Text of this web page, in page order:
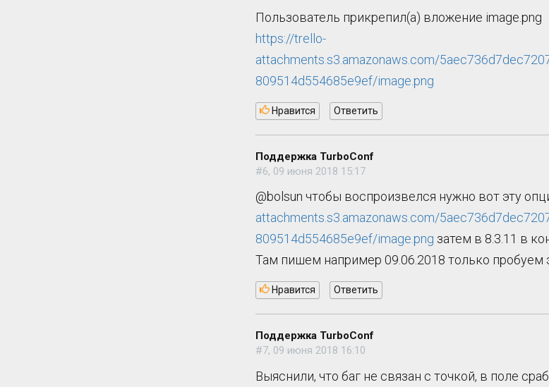
Пользователь прикрепил(а) вложение image.png
https://trello-
attachments.s3.amazonaws.com/
809514d554685e9ef/image.png
Нравится Ответить
Поддержка TurboConf
#6, 09 июня 2018 15:17
@bolsun чтобы воспроизвелся нужно вот эту
attachments.s3.amazonaws.com/
809514d554685e9ef/image.png затем в 8.3.11 в
Там пишем например 09.06.2018 только пробуем
Нравится Ответить
Поддержка TurboConf
#7, 09 июня 2018 16:10
Выяснили, что баг не связан с точкой, в поле